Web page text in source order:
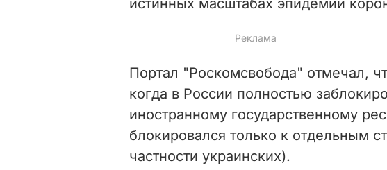
Портал "Роскомсвобода" отмечал,
когда в России полностью
иностранному государственному
блокировался только к отдельным
частности украинских).